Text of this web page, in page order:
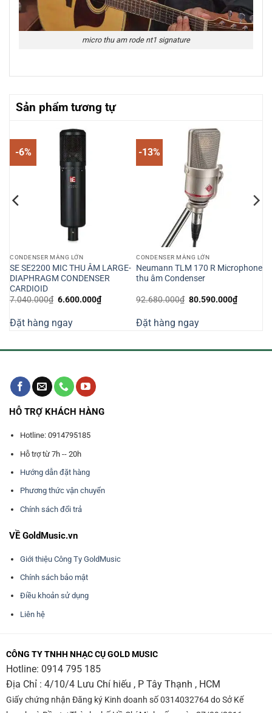
micro thu am rode nt1 signature
Sản phẩm tương tự
-6%
CONDENSER MÀNG LỚN
SE SE2200 MIC THU ÂM LARGE-
DIAPHRAGM CONDENSER
CARDIOID
7.040.000₫ Giá
7.040.000₫.
6.600.000₫Giá
hiện
6.600.000₫.
Đặt hàng ngay
-13%
CONDENSER MÀNG LỚN
Neumann TLM 170 R Microphone
thu âm Condenser
92.680.000₫ Giá
92.680.000₫.
80.590.000₫Giá
hiện
Đặt hàng ngay
HỖ TRỢ KHÁCH HÀNG
Hotline: 0914795185
Hỗ trợ từ 7h -- 20h
Hướng dẫn đặt hàng
Phương thức vận chuyển
Chính sách đổi trả
VỀ GoldMusic.vn
Giới thiệu Công Ty GoldMusic
Chính sách bảo mật
Điều khoản sử dụng
Liên hệ
CÔNG TY TNHH NHẠC CỤ GOLD MUSIC
Hotline: 0914 795 185
Địa Chỉ : 4/10/4 Lưu Chí hiếu , P Tây Thạnh , HCM
Giấy chứng nhận Đăng ký Kinh doanh số 0314032764 do Sở Kế